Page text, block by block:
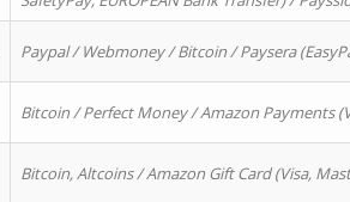
Paypal / Webmoney / Bitcoin / Paysera
Bitcoin / Perfect Money / Amazon Payments
Bitcoin, Altcoins / Amazon Gift Card (Visa,